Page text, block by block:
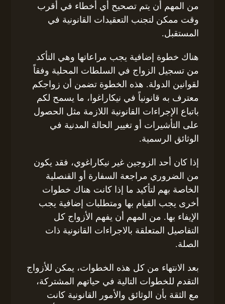
من المهم أن يتم تصحيح أي أخطاء في أقرب
وقت ممكن لتجنب التعقيدات القانونية في
المستقبل.
هناك خطوة إضافية يجب مراعاتها وهي التأكد
من تسجيل الزواج في السلطات المحلية وفقاً
لقوانين الدولة. هذه الخطوة تضمن أن زواجكم
معترف به قانونياً في نيكاراغوا، ما يسمح لكم
باتباع الإجراءات القانونية اللازمة مثل الحصول
على التأشيرات أو تغيير الحالة المدنية في
الوثائق الرسمية.
إذا كان أحد الزوجين غير نيكاراغوي، فقد يكون
من الضروري مراجعة السفارة أو القنصلية
الخاصة بهم لتأكيد ما إذا كانت هناك خطوات
أخرى يجب القيام بها ومتطلبات إضافية يجب
الإيفاء بها. من المهم أن يفهم الأزواج كل
التفاصيل المتعلقة بالاجراءات القانونية ذات
الصلة.
بعد الانتهاء من كل هذه الخطوات، يمكن للأزواج
التقدم للخطوات التالية في حياتهم المشتركة،
مع الثقة بأن الوثائق والأمور القانونية كانت